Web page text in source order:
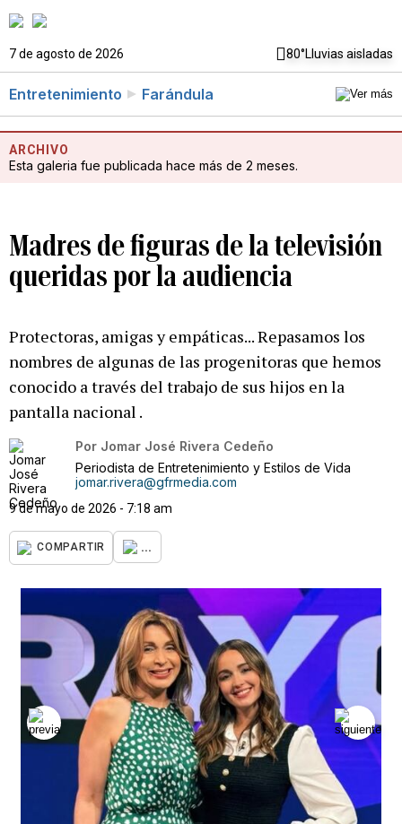
7 de agosto de 2026 80°Lluvias aisladas
Entretenimiento Farándula
ARCHIVO
Esta galeria fue publicada hace más de 2 meses.
Madres de figuras de la televisión
queridas por la audiencia
Protectoras, amigas y empáticas... Repasamos los
nombres de algunas de las progenitoras que hemos
conocido a través del trabajo de sus hijos en la
pantalla nacional .
Por Jomar José Rivera Cedeño
Periodista de Entretenimiento y Estilos de Vida
jomar.rivera@gfrmedia.com
9 de mayo de 2026 - 7:18 am
COMPARTIR ...